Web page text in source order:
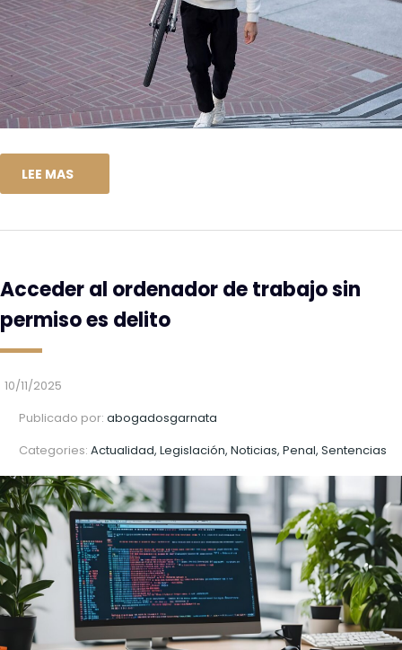
LEE MAS
Acceder al ordenador de trabajo sin
permiso es delito
10/11/2025
Publicado por: abogadosgarnata
Categories: Actualidad, Legislación, Noticias, Penal, Sentencias